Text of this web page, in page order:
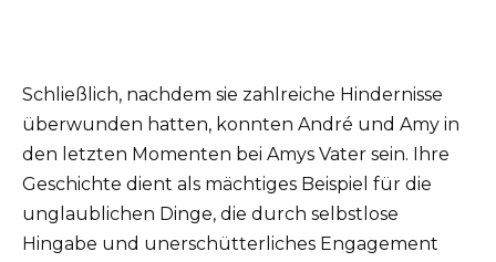
Schließlich, nachdem sie zahlreiche Hindernisse
überwunden hatten, konnten André und Amy in
den letzten Momenten bei Amys Vater sein. Ihre
Geschichte dient als mächtiges Beispiel für die
unglaublichen Dinge, die durch selbstlose
Hingabe und unerschütterliches Engagement